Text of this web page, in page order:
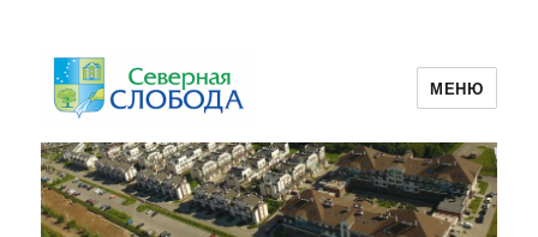
ТСЖ Северная Слобода 2
МЕНЮ